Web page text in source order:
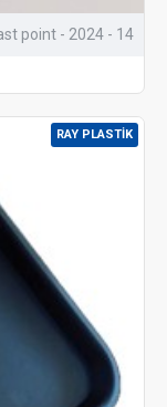
point - 2024 - 14
RAY PLASTIK